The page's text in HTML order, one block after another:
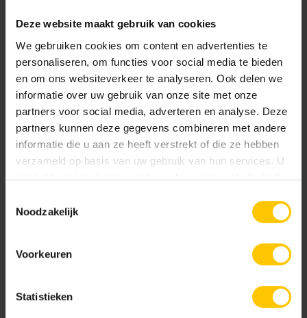
Deze website maakt gebruik van cookies
We gebruiken cookies om content en advertenties te
personaliseren, om functies voor social media te bieden
en om ons websiteverkeer te analyseren. Ook delen we
informatie over uw gebruik van onze site met onze
partners voor social media, adverteren en analyse. Deze
partners kunnen deze gegevens combineren met andere
informatie die u aan ze heeft verstrekt of die ze hebben
verzameld op basis van uw gebruik van hun services. U
gaat akkoord met onze cookies als u onze website blijft
Noodzakelijk
Voorkeuren
Statistieken
Loevestein Rhodenrijs
Nieuw Nieuw